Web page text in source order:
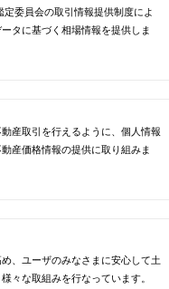
委員会の取引情報提供制度によ
タに基づく相場情報を提供しま
産取引を行えるように、個人情報
産価格情報の提供に取り組みま
、ユーザのみなさまに安心して土
々な取組みを行なっています。